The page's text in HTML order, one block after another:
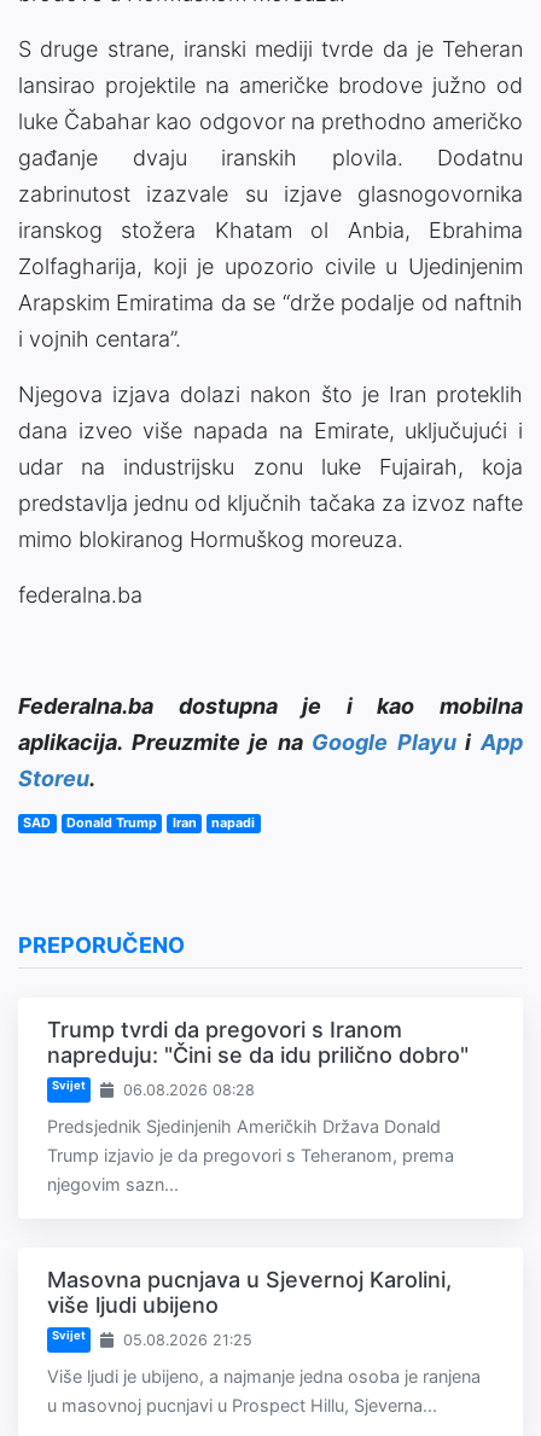
S druge strane, iranski mediji tvrde da je Teheran
lansirao projektile na američke brodove južno od
luke Čabahar kao odgovor na prethodno američko
gađanje dvaju iranskih plovila. Dodatnu
zabrinutost izazvale su izjave glasnogovornika
iranskog stožera Khatam ol Anbia, Ebrahima
Zolfagharija, koji je upozorio civile u Ujedinjenim
Arapskim Emiratima da se “drže podalje od naftnih
i vojnih centara”.
Njegova izjava dolazi nakon što je Iran proteklih
dana izveo više napada na Emirate, uključujući i
udar na industrijsku zonu luke Fujairah, koja
predstavlja jednu od ključnih tačaka za izvoz nafte
mimo blokiranog Hormuškog moreuza.
federalna.ba
Federalna.ba dostupna je i kao mobilna
aplikacija. Preuzmite je na Google PlayuiApp
Storeu.
SAD Donald Trump Iran napadi
PREPORUČENO
Trump tvrdi da pregovori s Iranom
napreduju: "Čini se da idu prilično dobro"
Svijet 06.08.2026 08:28
Predsjednik Sjedinjenih Američkih Država Donald
Trump izjavio je da pregovori s Teheranom, prema
njegovim sazn...
Masovna pucnjava u Sjevernoj Karolini,
više ljudi ubijeno
Svijet 05.08.2026 21:25
Više ljudi je ubijeno, a najmanje jedna osoba je ranjena
u masovnoj pucnjavi u Prospect Hillu, Sjeverna...